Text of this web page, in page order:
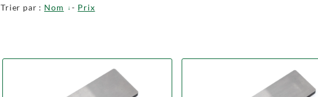
Trier par : Nom - Prix